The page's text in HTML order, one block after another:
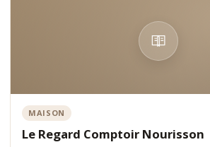
MAISON
Le Regard Comptoir Nourisson